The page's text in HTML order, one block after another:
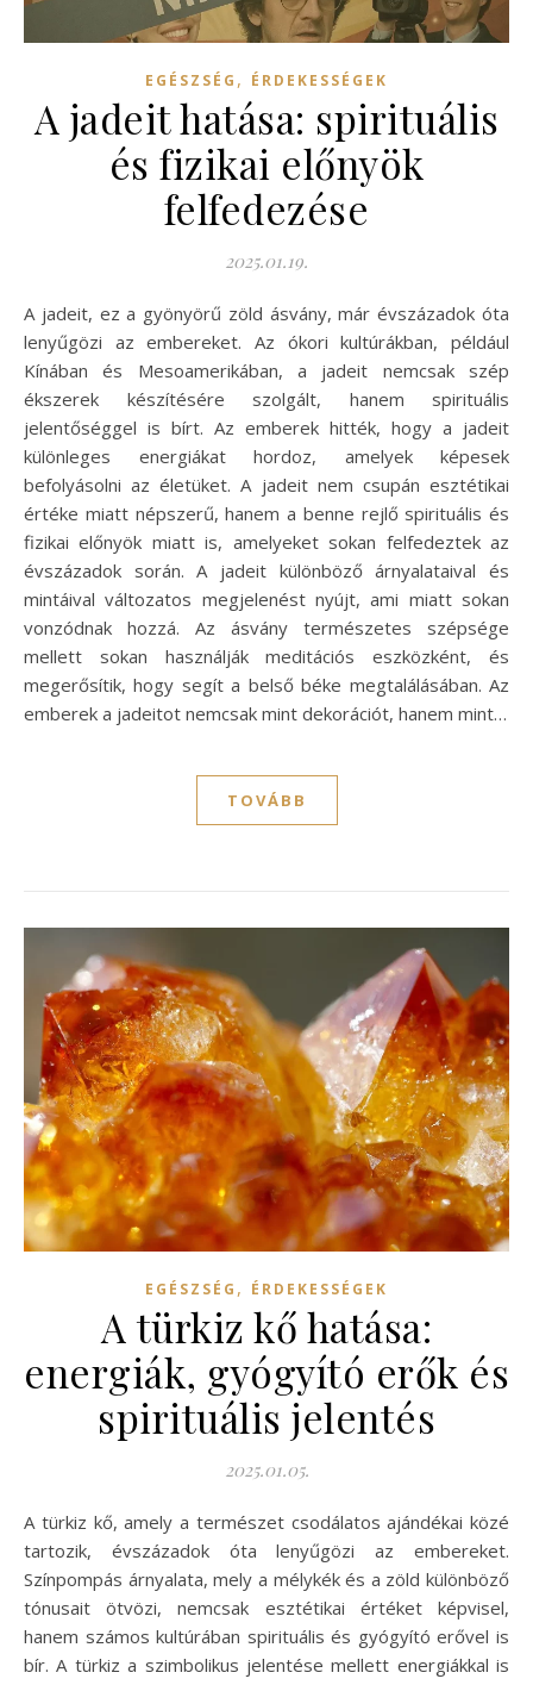
EGÉSZSÉG , ÉRDEKESSÉGEK
A jadeit hatása: spirituális
és fizikai előnyök
felfedezése
2025.01.19.
A jadeit, ez a gyönyörű zöld ásvány, már évszázadok óta
lenyűgözi az embereket. Az ókori kultúrákban, például
Kínában és Mesoamerikában, a jadeit nemcsak szép
ékszerek készítésére szolgált, hanem spirituális
jelentőséggel is bírt. Az emberek hitték, hogy a jadeit
különleges energiákat hordoz, amelyek képesek
befolyásolni az életüket. A jadeit nem csupán esztétikai
értéke miatt népszerű, hanem a benne rejlő spirituális és
fizikai előnyök miatt is, amelyeket sokan felfedeztek az
évszázadok során. A jadeit különböző árnyalataival és
mintáival változatos megjelenést nyújt, ami miatt sokan
vonzódnak hozzá. Az ásvány természetes szépsége
mellett sokan használják meditációs eszközként, és
megerősítik, hogy segít a belső béke megtalálásában. Az
emberek a jadeitot nemcsak mint dekorációt, hanem mint…
TOVÁBB
EGÉSZSÉG , ÉRDEKESSÉGEK
A türkiz kő hatása:
energiák, gyógyító erők és
spirituális jelentés
2025.01.05.
A türkiz kő, amely a természet csodálatos ajándékai közé
tartozik, évszázadok óta lenyűgözi az embereket.
Színpompás árnyalata, mely a mélykék és a zöld különböző
tónusait ötvözi, nemcsak esztétikai értéket képvisel,
hanem számos kultúrában spirituális és gyógyító erővel is
bír. A türkiz a szimbolikus jelentése mellett energiákkal is